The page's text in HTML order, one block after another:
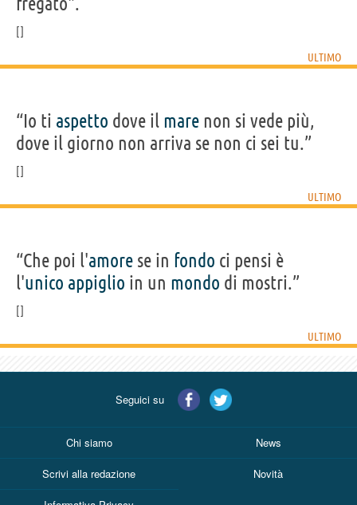
ULTIMO
“Io ti aspetto dove il mare non si vede più,
dove il giorno non arriva se non ci sei tu.”
ULTIMO
“Che poi l'amore se in fondo ci pensi è
l'unico appiglio in un mondo di mostri.”
ULTIMO
Seguici su
Chi siamo News
Scrivi alla redazione Novità